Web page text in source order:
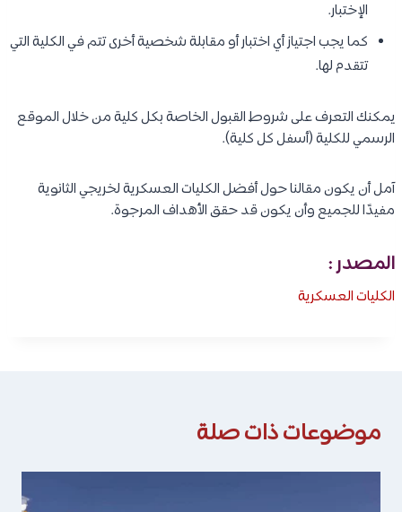
الإختبار.
كما يجب اجتياز أي اختبار أو مقابلة شخصية أخرى تتم في الكلية التي
تتقدم لها.
يمكنك التعرف على شروط القبول الخاصة بكل كلية من خلال الموقع
الرسمي للكلية (أسفل كل كلية).
آمل أن يكون مقالنا حول أفضل الكليات العسكرية لخريجي الثانوية
مفيدًا للجميع وأن يكون قد حقق الأهداف المرجوة.
المصدر :
الكليات العسكرية
موضوعات ذات صلة